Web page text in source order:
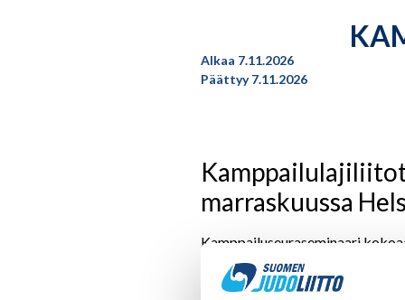
Alkaa 7.11.2026
Päättyy 7.11.2026
marraskuussa
Kamppailuseuraseminaari
kiinnostuneet keskustelemaan